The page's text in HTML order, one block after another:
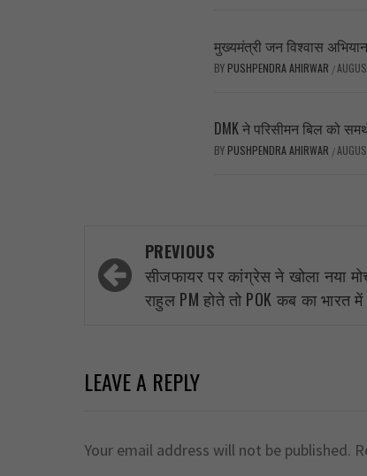
मुख्यमंत्री जन विश्वास
BY PUSHPENDRA AHIRWAR /
DMK ने परिसीमन बिल को
BY PUSHPENDRA AHIRWAR /
Post
navigation
PREVIOUS
सीजफायर पर कांग्रेस ने खोला नया
राहुल PM होते तो POK कब का भारत में
LEAVE A REPLY
Your email address will not be published.